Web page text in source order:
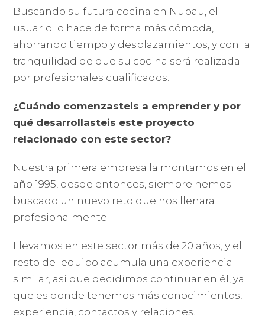
Buscando su futura cocina en Nubau, el
usuario lo hace de forma más cómoda,
ahorrando tiempo y desplazamientos, y con la
tranquilidad de que su cocina será realizada
por profesionales cualificados.
¿Cuándo comenzasteis a emprender y por
qué desarrollasteis este proyecto
relacionado con este sector?
Nuestra primera empresa la montamos en el
año 1995, desde entonces, siempre hemos
buscado un nuevo reto que nos llenara
profesionalmente.
Llevamos en este sector más de 20 años, y el
resto del equipo acumula una experiencia
similar, así que decidimos continuar en él, ya
que es donde tenemos más conocimientos,
experiencia, contactos y relaciones.